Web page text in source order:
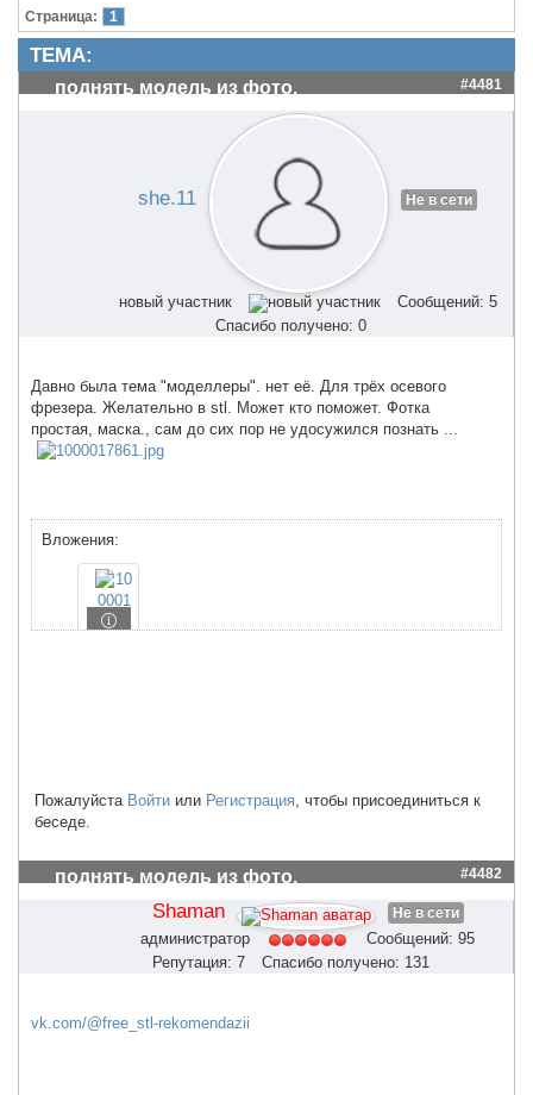
Страница: 1
ТЕМА:
поднять модель из фото. #4481
she.11 Не в сети
новый участник
Сообщений: 5
Спасибо получено: 0
Давно была тема "моделлеры". нет её. Для трёх осевого
фрезера. Желательно в stl. Может кто поможет. Фотка
простая, маска., сам до сих пор не удосужился познать ...
Вложения:
Пожалуйста Войти или Регистрация , чтобы присоединиться к
беседе.
поднять модель из фото. #4482
Shaman Не в сети
администратор
Сообщений: 95
Репутация: 7
Спасибо получено: 131
vk.com/@free_stl-rekomendazii